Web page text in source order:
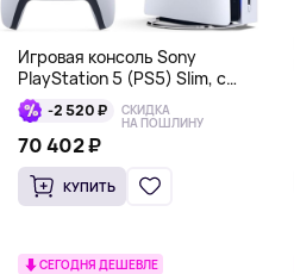
Игровая консоль Sony
PlayStation 5 (PS5) Slim, с
дисководом, 1 Тб, белый
-2 520 ₽ СКИДКА
НА ПОШЛИНУ
70 402 ₽
КУПИТЬ
СЕГОДНЯ ДЕШЕВЛЕ